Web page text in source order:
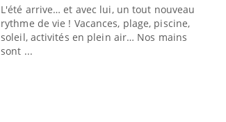
L'été arrive… et avec lui, un tout nouveau
rythme de vie ! Vacances, plage, piscine,
soleil, activités en plein air… Nos mains
sont ...